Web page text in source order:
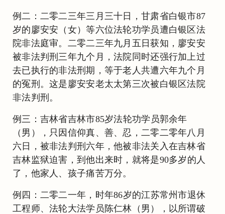
例二：二零二三年三月三十日，甘肃省白银市87
岁的廖安安（女）等六位法轮功学员遭白银区法
院非法庭审。二零二三年九月五日获知，廖安安
被非法判刑三年九个月，法院同时还强行加上过
去已执行的非法刑期，等于老人共遭六年九个月
的冤刑。这是廖安安老太太第三次被白银区法院
非法判刑。
例三：吉林省吉林市85岁法轮功学员郭余年
（男），只因信仰真、善、忍，二零二零年八月
六日，被非法判刑六年，他被非法关入在吉林省
吉林监狱迫害，到他出来时，就将是90多岁的人
了，他家人、孩子痛苦万分。
例四：二零二一年，时年86岁的江苏常州市退休
工程师、法轮大法学员陈仁林（男），以所谓破